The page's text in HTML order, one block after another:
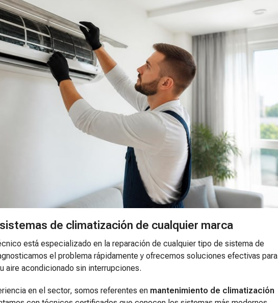
de climatización de cualquier marca
está especializado en la reparación de cualquier tipo de sistema de
el problema rápidamente y ofrecemos soluciones efectivas para
aire acondicionado sin interrupciones.
en el sector, somos referentes en mantenimiento de climatización